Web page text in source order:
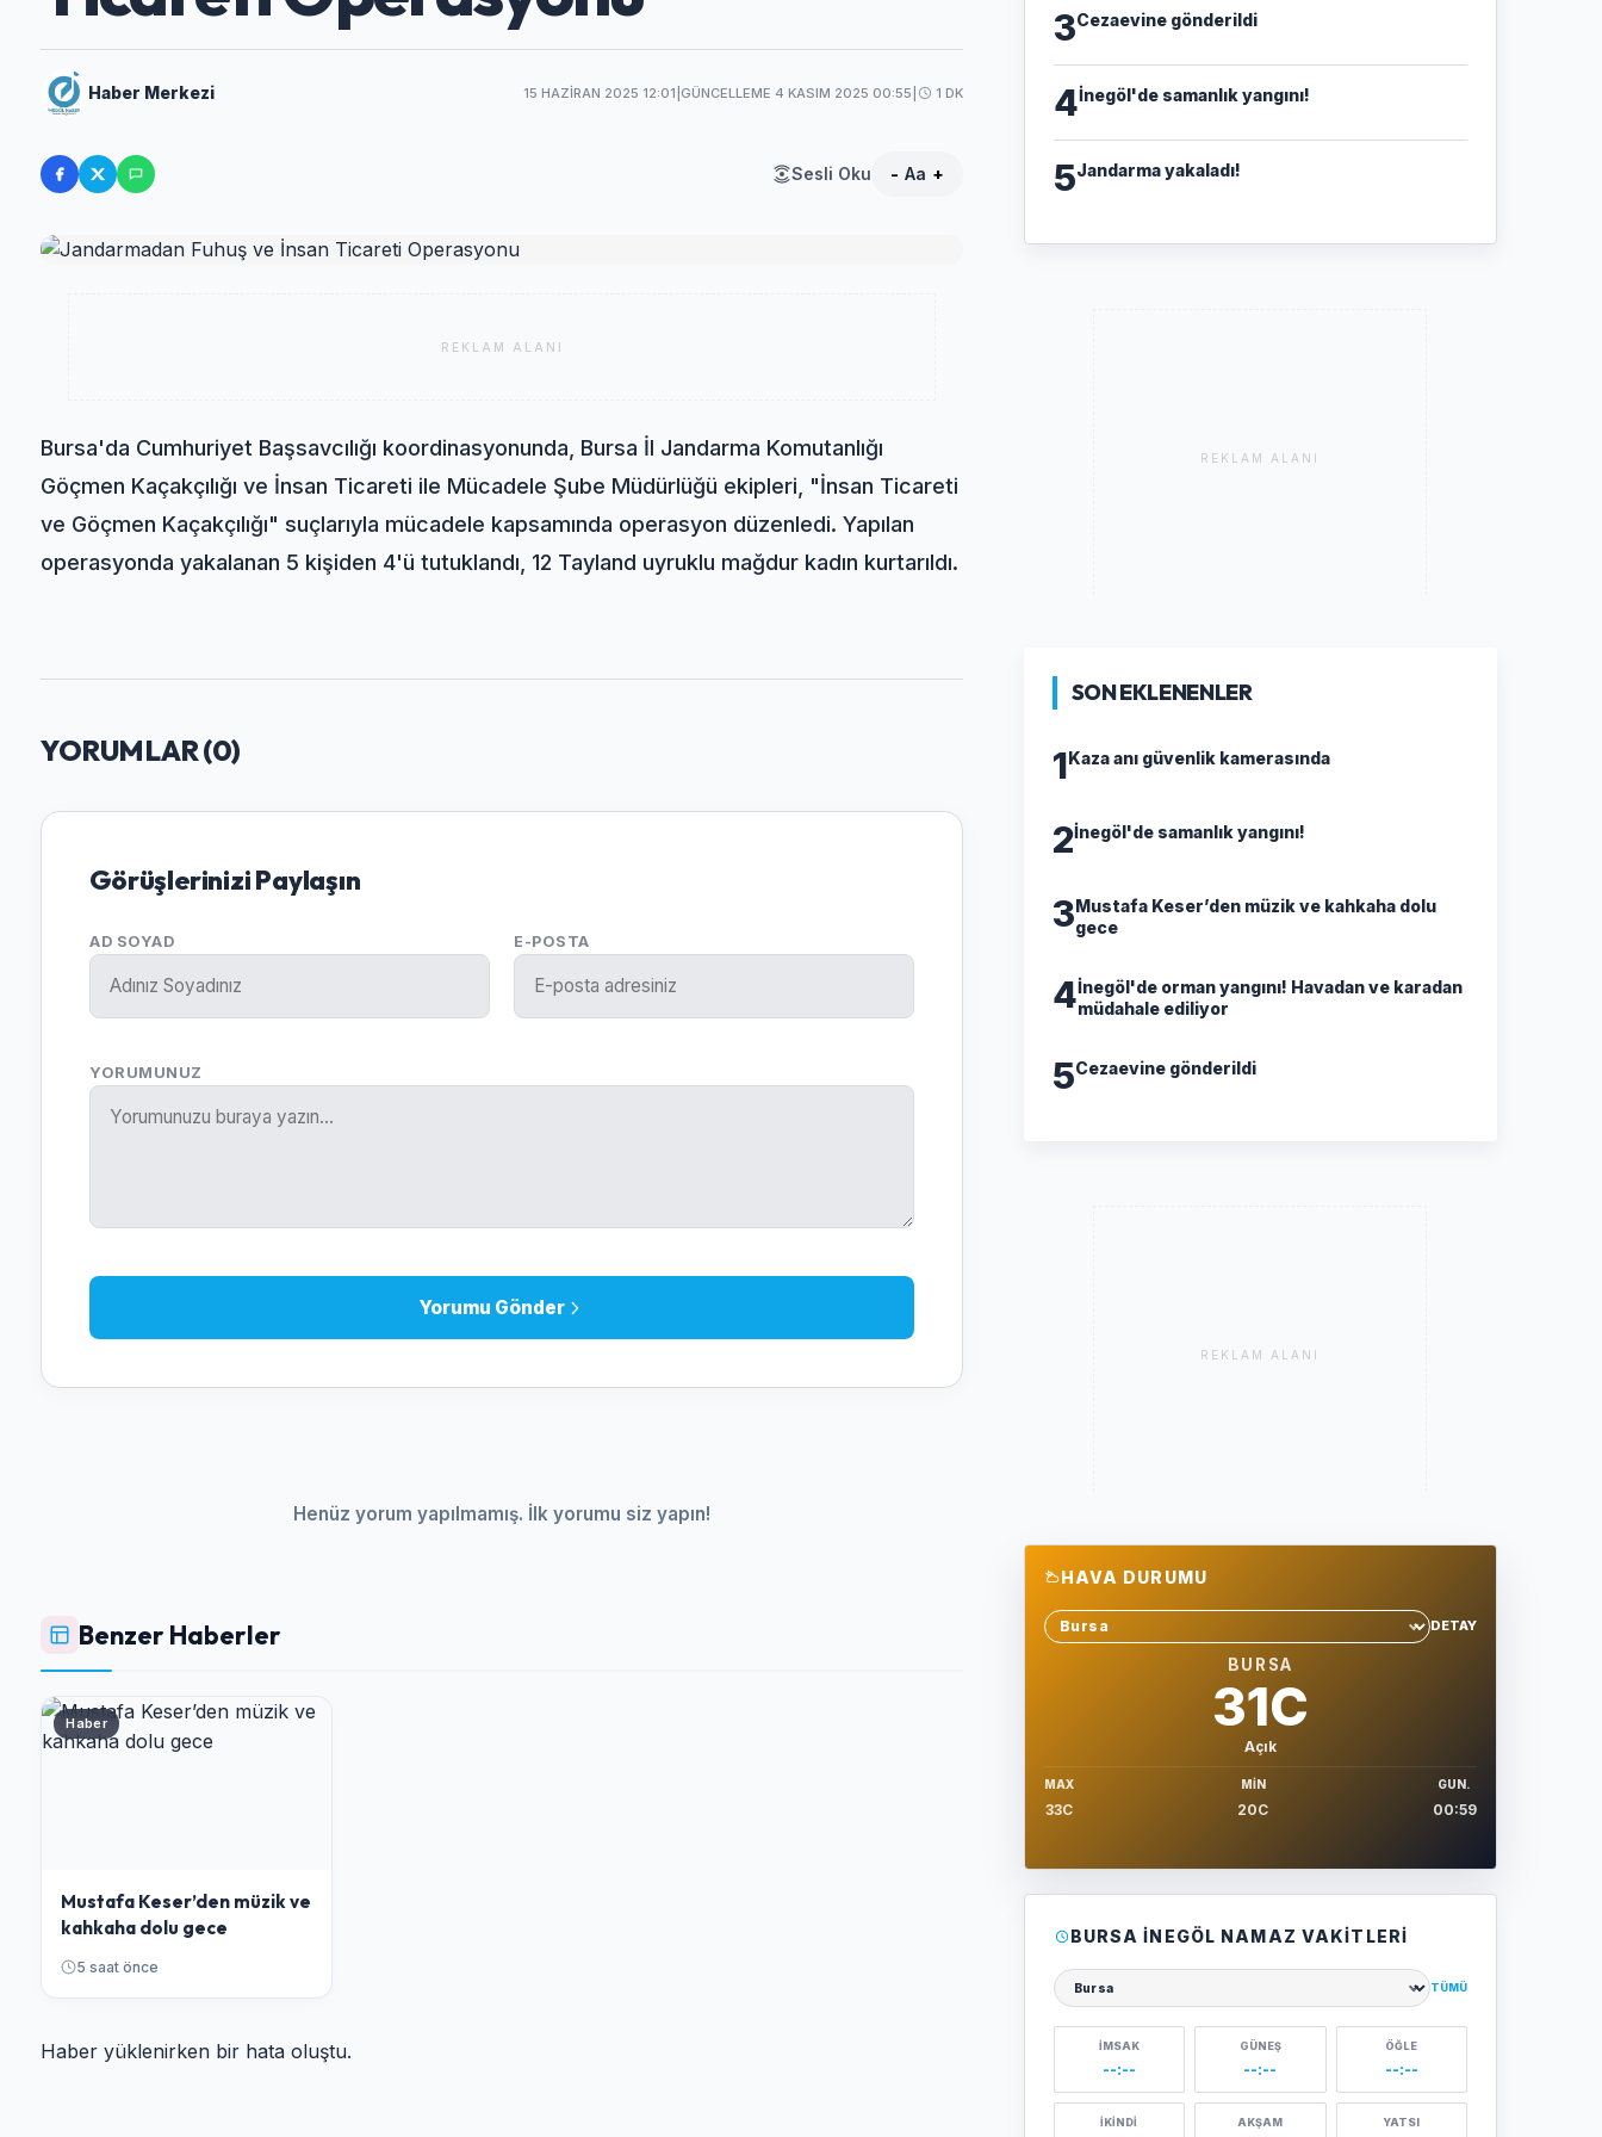
Haber Merkezi 15 HAZIRAN 2025 12:01 GÜNCELLEME 4 KASIM 2025 00:55 1 DK
Sesli Oku - Aa +
REKLAM ALANI
Bursa'da Cumhuriyet Başsavcılığı koordinasyonunda, Bursa İl Jandarma Komutanlığı
Göçmen Kaçakçılığı ve İnsan Ticareti ile Mücadele Şube Müdürlüğü ekipleri, "İnsan Ticareti
ve Göçmen Kaçakçılığı" suçlarıyla mücadele kapsamında operasyon düzenledi. Yapılan
operasyonda yakalanan 5 kişiden 4'ü tutuklandı, 12 Tayland uyruklu mağdur kadın kurtarıldı.
YORUMLAR (0)
Görüşlerinizi Paylaşın
AD SOYAD E-POSTA
YORUMUNUZ
Yorumu Gönder
Henüz yorum yapılmamış. İlk yorumu siz yapın!
Benzer Haberler
Haber
Mustafa Keser’den müzik ve
kahkaha dolu gece
5 saat önce
Haber yüklenirken bir hata oluştu.
3Cezaevine gönderildi
4İnegöl'de samanlık yangını!
5Jandarma yakaladı!
REKLAM ALANI
SON EKLENENLER
1Kaza anı güvenlik kamerasında
2İnegöl'de samanlık yangını!
3Mustafa Keser’den müzik ve kahkaha dolu
gece
4İnegöl'de orman yangını! Havadan ve karadan
müdahale ediliyor
5Cezaevine gönderildi
REKLAM ALANI
HAVA DURUMU
Sehir sec
DETAY
BURSA
31C
Açık
MAX
33C
MIN
20C
GUN.
00:59
BURSA İNEGÖL NAMAZ VAKITLERI
Şehir seçin
TÜMÜ
İMSAK
--:--
GÜNEŞ
--:--
ÖĞLE
--:--
İKINDI AKŞAM YATSI